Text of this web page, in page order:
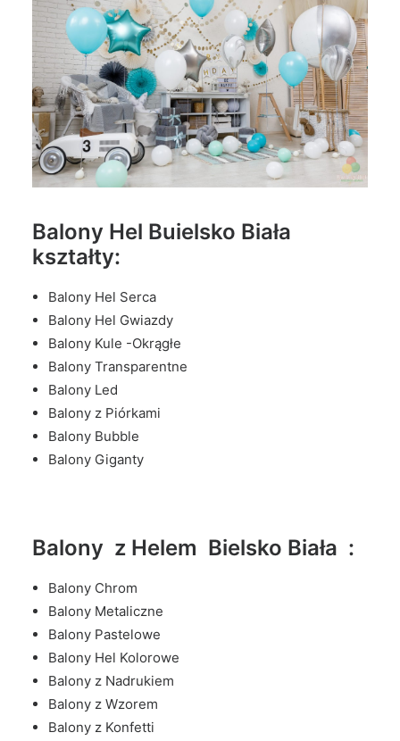
Balony Hel Buielsko Biała
kształty:
Balony Hel Serca
Balony Hel Gwiazdy
Balony Kule -Okrągłe
Balony Transparentne
Balony Led
Balony z Piórkami
Balony Bubble
Balony Giganty
Balony z Helem Bielsko Biała :
Balony Chrom
Balony Metaliczne
Balony Pastelowe
Balony Hel Kolorowe
Balony z Nadrukiem
Balony z Wzorem
Balony z Konfetti